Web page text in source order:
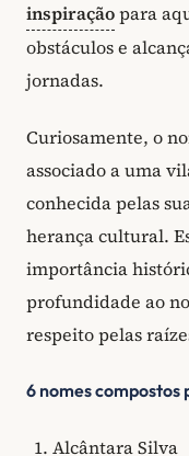
inspiraçãopara
obstáculos e
jornadas.
Curiosamente, o
associado a uma
conhecida pelas
herança cultural.
importância
profundidade ao
respeito pelas
6 nomes
Alcântara Silva